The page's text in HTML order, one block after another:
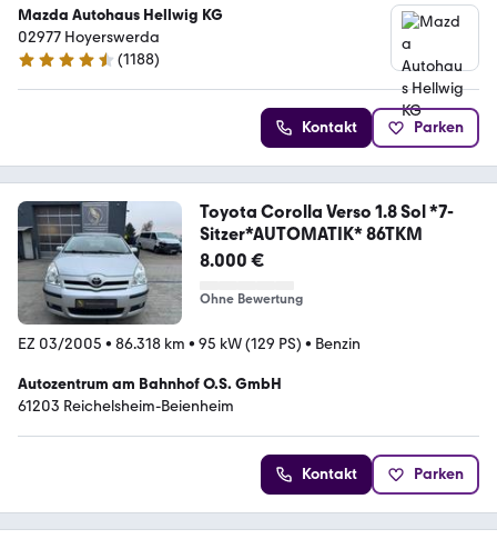
Mazda Autohaus Hellwig KG
02977 Hoyerswerda
4.7 Sterne
(1188)
Kontakt Parken
Toyota Corolla Verso 1.8 Sol *7-
Sitzer*AUTOMATIK* 86TKM
8.000 €
Ohne Bewertung
EZ 03/2005 • 86.318 km • 95 kW (129 PS) • Benzin
Autozentrum am Bahnhof O.S. GmbH
61203 Reichelsheim-Beienheim
Kontakt Parken